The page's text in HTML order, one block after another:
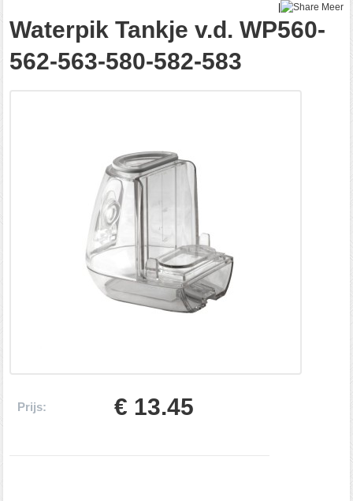
| Meer
Waterpik Tankje v.d. WP560-
562-563-580-582-583
Prijs: € 13.45